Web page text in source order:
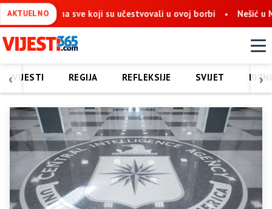
AKTUELNO
na sve koji su učestvovali u ovoj borbi Nešić u Mostaru:
‹ ›
VIJESTI REGIJA REFLEKSIJE SVIJET